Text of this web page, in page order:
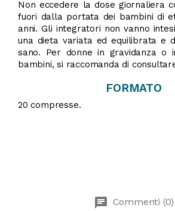
Non eccedere la dose giornaliera
fuori dalla portata dei bambini di
anni. Gli integratori non vanno
una dieta variata ed equilibrata e
sano. Per donne in gravidanza o
bambini, si raccomanda di
FORMATO
20 compresse.
chat Commenti (0)